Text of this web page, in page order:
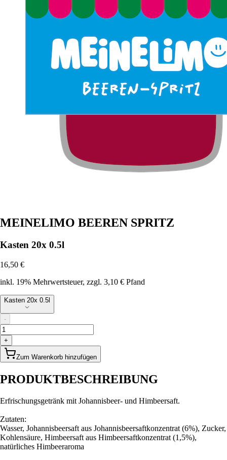
MEINELIMO BEEREN SPRITZ
Kasten 20x 0.5l
16,50 €
inkl. 19% Mehrwertsteuer, zzgl. 3,10 € Pfand
Kasten 20x 0.5l
-
+
Zum Warenkorb hinzufügen
PRODUKTBESCHREIBUNG
Erfrischungsgetränk mit Johannisbeer- und Himbeersaft.
Zutaten:
Wasser, Johannisbeersaft aus Johannisbeersaftkonzentrat (6%), Zucker,
Kohlensäure, Himbeersaft aus Himbeersaftkonzentrat (1,5%),
natürliches Himbeeraroma